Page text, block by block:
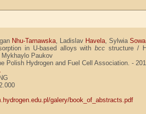
Nhu-Tarnawska, Ladislav Havela, SylwiaSowa
in U-based alloys withbcc structure /
Mykhaylo Paukov
Polish Hydrogen and Fuel Cell Association. -
galery/book_of_abstracts.pdf